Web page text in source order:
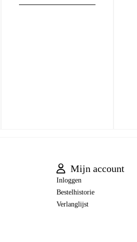
Mijn account
Inloggen
Bestelhistorie
Verlanglijst